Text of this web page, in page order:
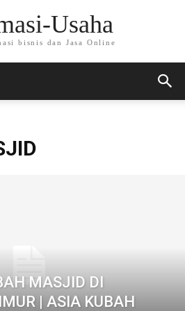
Usaha
bisnis dan Jasa Online
MASJID DI
| ASIA KUBAH